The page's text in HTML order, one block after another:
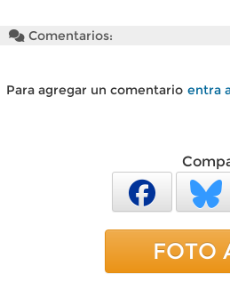
Comentarios:
Para agregar un comentario entra
FOTO